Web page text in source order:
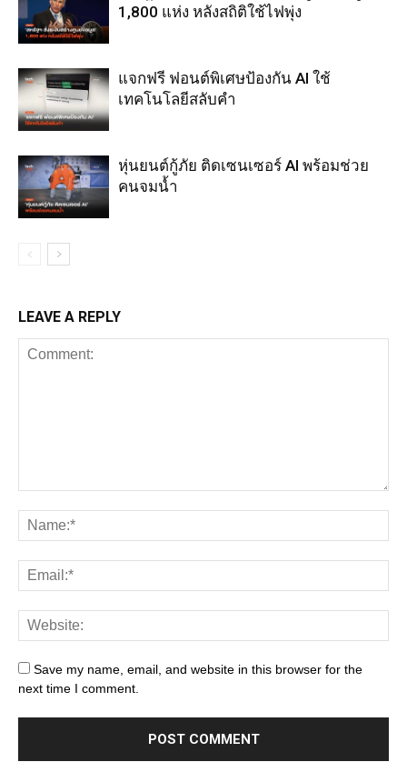
1,800 แห่ง หลังสถิติใช้ไฟพุ่ง
แจกฟรี ฟอนต์พิเศษป้องกัน AI ใช้
เทคโนโลยีสลับคำ
หุ่นยนต์กู้ภัย ติดเซนเซอร์ AI พร้อมช่วย
คนจมน้ำ
LEAVE A REPLY
Save my name, email, and website in this browser for the
next time I comment.